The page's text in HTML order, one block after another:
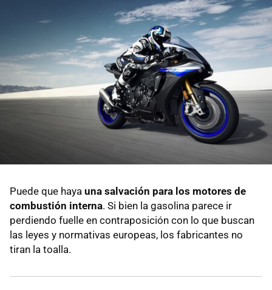
Puede que haya una salvación para los motores de
combustión interna. Si bien la gasolina parece ir
perdiendo fuelle en contraposición con lo que buscan
las leyes y normativas europeas, los fabricantes no
tiran la toalla.